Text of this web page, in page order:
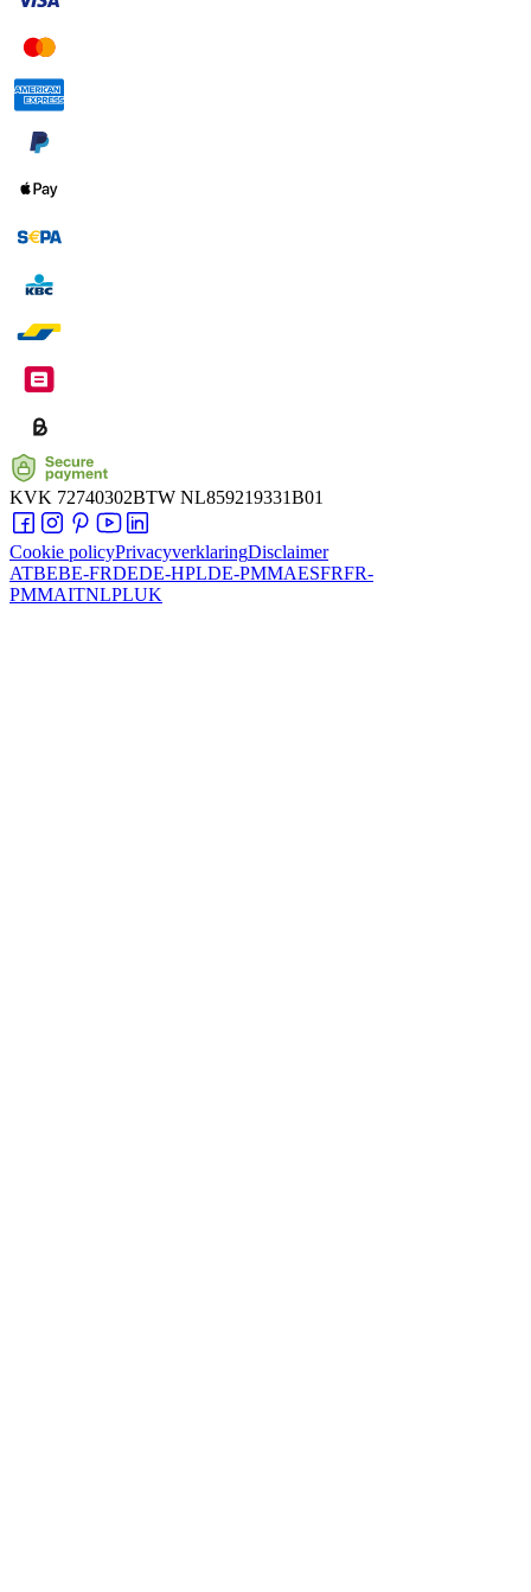
KVK 72740302BTW NL859219331B01
Cookie policyPrivacyverklaringDisclaimer
ATBEBE-FRDEDE-HPLDE-PMMAESFRFR-
PMMAITNLPLUK